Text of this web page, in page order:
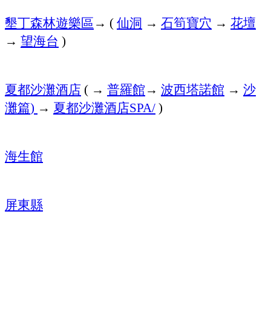
墾丁森林遊樂區→ ( 仙洞 → 石筍寶穴 → 花壇
→ 望海台 )
夏都沙灘酒店 ( → 普羅館→ 波西塔諾館 → 沙
灘篇) → 夏都沙灘酒店SPA/ )
海生館
屏東縣